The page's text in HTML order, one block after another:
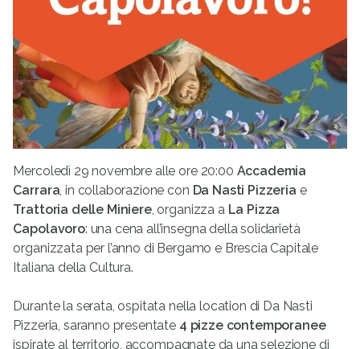
Mercoledì 29 novembre alle ore 20:00 Accademia
Carrara, in collaborazione con Da Nasti Pizzeria e
Trattoria delle Miniere, organizza a La Pizza
Capolavoro: una cena all’insegna della solidarietà
organizzata per l’anno di Bergamo e Brescia Capitale
Italiana della Cultura.
Durante la serata, ospitata nella location di Da Nasti
Pizzeria, saranno presentate 4 pizze contemporanee
ispirate al territorio, accompagnate da una selezione di